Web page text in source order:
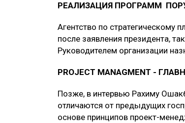
РЕАЛИЗАЦИЯ ПРОГРАММ
Агентство по стратегическому
после заявления президента,
Руководителем организации
PROJECT MANAGMENT -
Позже, в интервью Рахиму
отличаются от предыдущих
основе принципов проект-